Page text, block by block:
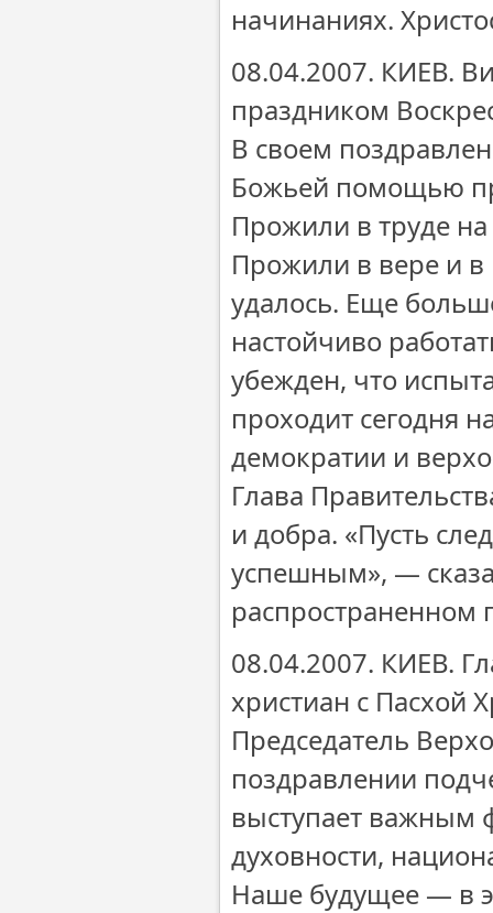
начинаниях.
08.04.2007. КИЕВ.
праздником
В своем
Божьей помощью
Прожили в труде
Прожили в вере и в
удалось. Еще
настойчиво
убежден, что
проходит сегодня
демократии и
Глава
и добра. «Пусть
успешным», —
распространенном
08.04.2007. КИЕВ.
христиан с Пасхой
Председатель
поздравлении
выступает важным
духовности,
Наше будущее — в